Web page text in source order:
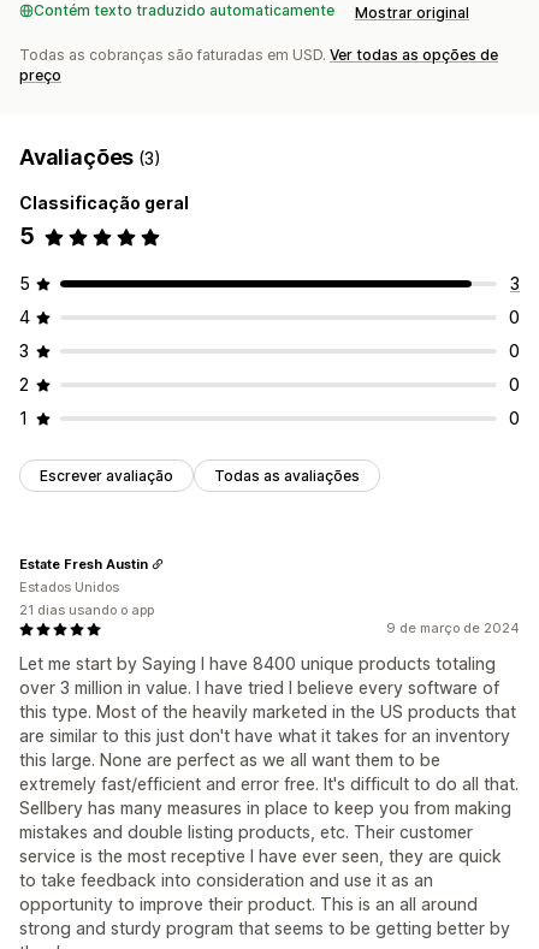
Contém texto traduzido automaticamente Mostrar original
Todas as cobranças são faturadas em USD. Ver todas as opções de
preço
Avaliações (3)
Classificação geral
5
5
3
4
0
3
0
2
0
1
0
Escrever avaliação Todas as avaliações
9 de março de 2024
Let me start by Saying I have 8400 unique products totaling
over 3 million in value. I have tried I believe every software of
this type. Most of the heavily marketed in the US products that
are similar to this just don't have what it takes for an inventory
this large. None are perfect as we all want them to be
extremely fast/efficient and error free. It's difficult to do all that.
Sellbery has many measures in place to keep you from making
mistakes and double listing products, etc. Their customer
service is the most receptive I have ever seen, they are quick
to take feedback into consideration and use it as an
opportunity to improve their product. This is an all around
strong and sturdy program that seems to be getting better by
Estate Fresh Austin
Estados Unidos
21 dias usando o app